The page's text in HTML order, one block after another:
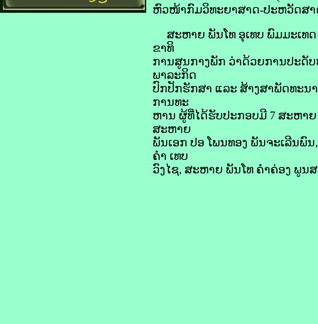
ຫົວໜ້າກົມວິທະຍາສາດ-ປະຫວັດສາ
ສະຫາຍ ພັນໂທ ອຸເທບ ພົມມະເທ
ຂາທິ
ການສູນກາງພັກ ວ່າດ້ວຍການປະດັ
ພາລະກິດ
ປົກປັກຮັກສາ ແລະ ສ້າງສາພັດທະນ
ການທະ
ຫານ ຜູ້ທີ່ໄດ້ຮັບປະກອບມີ 7 ສະຫາ
ສະຫາຍ
ພັນເອກ ປອ ໂພນທອງ ພັນຈະເລີນພົ
ຄໍາ ເທບ
ວົງໄຊ, ສະຫາຍ ພັນໂທ ຄຳຄ່ອງ ພູ